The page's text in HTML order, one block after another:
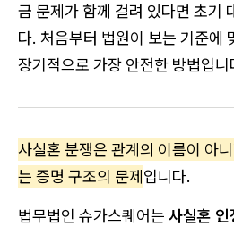
금 문제가 함께 걸려 있다면 초기
다. 처음부터 법원이 보는 기준에
장기적으로 가장 안전한 방법입니
사실혼 분쟁은 관계의 이름이 아
는 증명 구조의 문제입니다.
법무법인 슈가스퀘어는 사실혼